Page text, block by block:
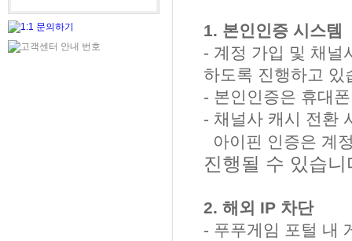
1. 본인인증 시스템
- 계정 가입 및 채널
하도록 진행하고 있
- 본인인증은 휴대
- 채널사 캐시 전환
아이핀 인증은 계
진행될 수 있습니
2. 해외 IP 차단
- 푸푸게임 포털 내